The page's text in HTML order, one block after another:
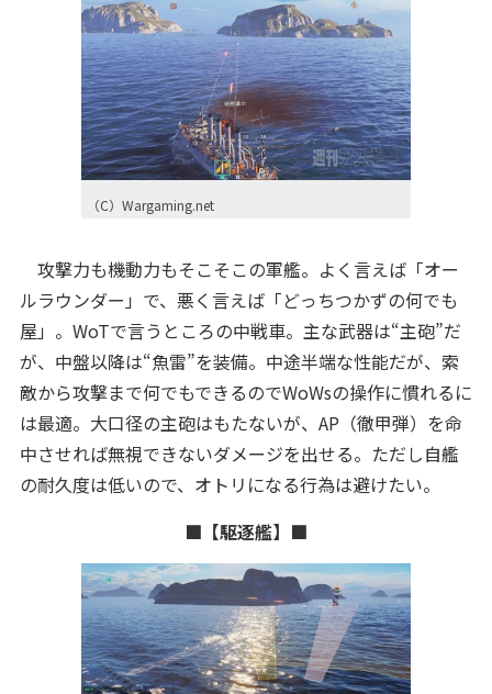
（C）Wargaming.net
攻撃力も機動力もそこそこの軍艦。よく言えば「オー
ルラウンダー」で、悪く言えば「どっちつかずの何でも
屋」。WoTで言うところの中戦車。主な武器は“主砲”だ
が、中盤以降は“魚雷”を装備。中途半端な性能だが、索
敵から攻撃まで何でもできるのでWoWsの操作に慣れるに
は最適。大口径の主砲はもたないが、AP（徹甲弾）を命
中させれば無視できないダメージを出せる。ただし自艦
の耐久度は低いので、オトリになる行為は避けたい。
■【駆逐艦】■